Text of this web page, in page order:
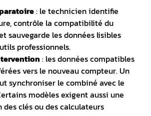
: le technicien identifie
contrôle la compatibilité du
sauvegarde les données lisibles
professionnels.
: les données compatibles
vers le nouveau compteur. Un
synchroniser le combiné avec le
modèles exigent aussi une
clés ou des calculateurs